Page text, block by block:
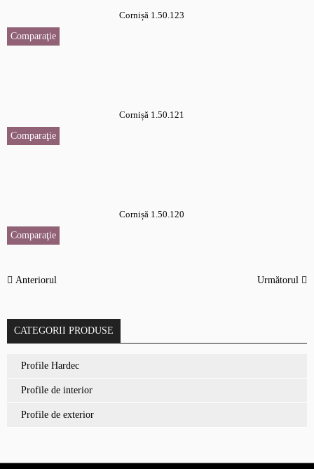
Cornișă 1.50.123
Comparaţie
Cornișă 1.50.121
Comparaţie
Cornișă 1.50.120
Comparaţie
Anteriorul Următorul
CATEGORII PRODUSE
Profile Hardec
Profile de interior
Profile de exterior